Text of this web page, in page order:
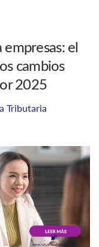
el
cambios
2025
Tributaria